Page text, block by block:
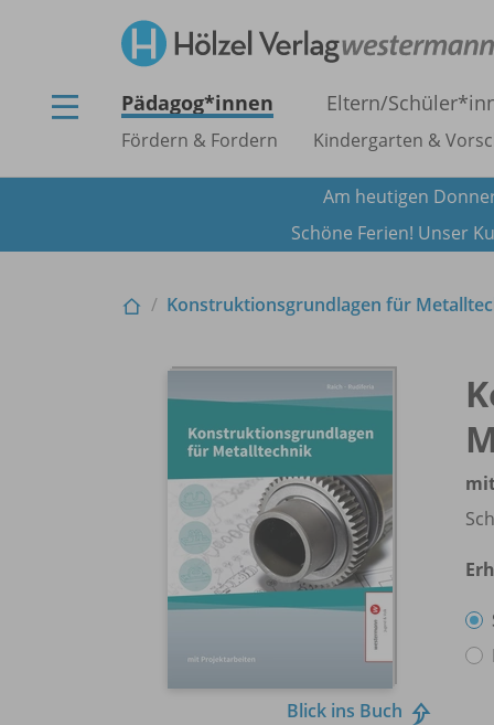
Pädagog*innen Eltern/
Fördern & Fordern Kindergarten &
Am heutigen
Schöne Ferien! Unser
Konstruktionsgrundlagen für
Blick ins Buch